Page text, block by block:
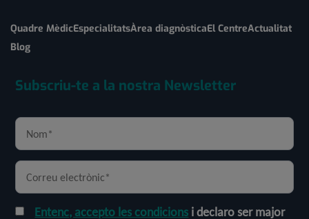
Quadre MèdicEspecialitatsÀrea diagnòsticaEl CentreActualitat
Blog
Subscriu-te a la nostra Newsletter
Entenc, accepto les condicions i declaro ser major